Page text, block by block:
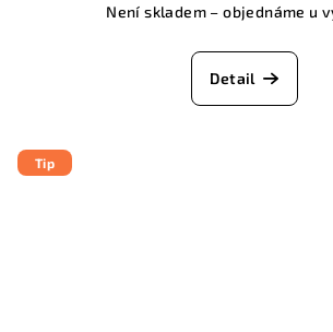
Není skladem – objednáme u
Detail
Tip